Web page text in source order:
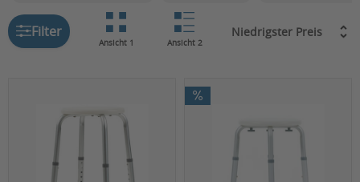
Filter
Ansicht 1 Ansicht 2